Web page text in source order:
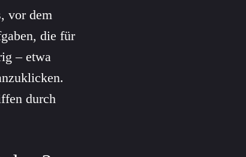
vor dem
die für
– etwa
durch